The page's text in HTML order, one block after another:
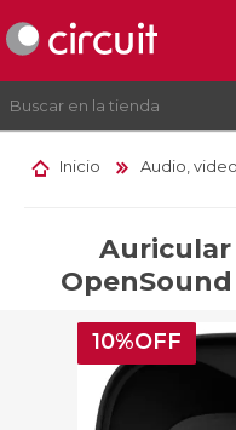
INICIAR SESIÓN
Inicio Audio,
Auricular
10%OFF